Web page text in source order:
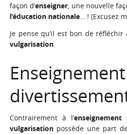
façon d’enseigner, une nouvelle
l’éducation nationale… ! (Excusez
Je pense qu’il est bon de réfléchir
vulgarisation.
Contrairement à l’enseignement
vulgarisation possède une part